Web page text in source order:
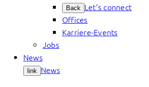
Back Let’s connect
Offices
Karriere-Events
Jobs
News
link News